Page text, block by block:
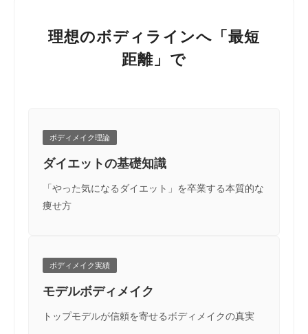
理想のボディラインへ「最短
距離」で
ボディメイク理論
ダイエットの基礎知識
「やった気になるダイエット」を卒業する本質的な
痩せ方
ボディメイク実績
モデルボディメイク
トップモデルが信頼を寄せるボディメイクの真実